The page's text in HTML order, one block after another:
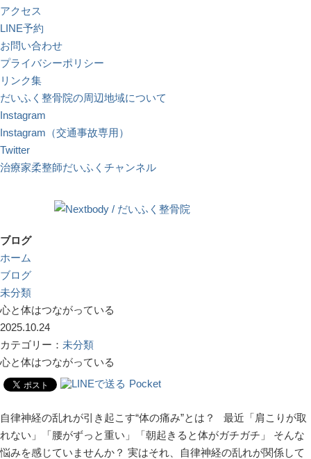
アクセス
LINE予約
お問い合わせ
プライバシーポリシー
リンク集
だいふく整骨院の周辺地域について
Instagram
Instagram（交通事故専用）
Twitter
治療家柔整師だいふくチャンネル
ブログ
ホーム
ブログ
未分類
心と体はつながっている
2025.10.24
カテゴリー： 未分類
心と体はつながっている
Pocket
自律神経の乱れが引き起こす“体の痛み”とは？ 最近「肩こりが取
れない」「腰がずっと重い」「朝起きると体がガチガチ」 そんな
悩みを感じていませんか？ 実はそれ、自律神経の乱れが関係して